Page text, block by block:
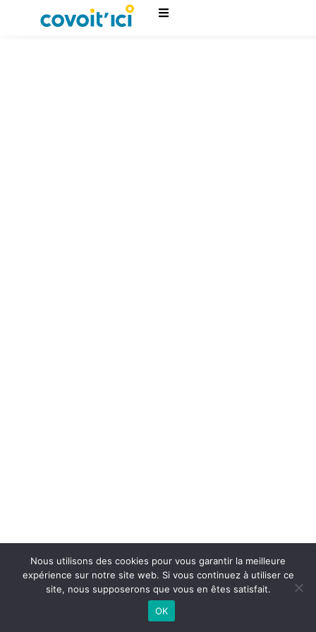
Nous utilisons des cookies pour vous garantir la meilleure
expérience sur notre site web. Si vous continuez à utiliser ce
site, nous supposerons que vous en êtes satisfait.
OK